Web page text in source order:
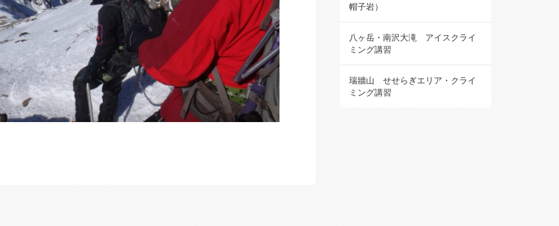
帽子岩）
八ヶ岳・南沢大滝 アイスクライ
ミング講習
瑞牆山 せせらぎエリア・クライ
ミング講習